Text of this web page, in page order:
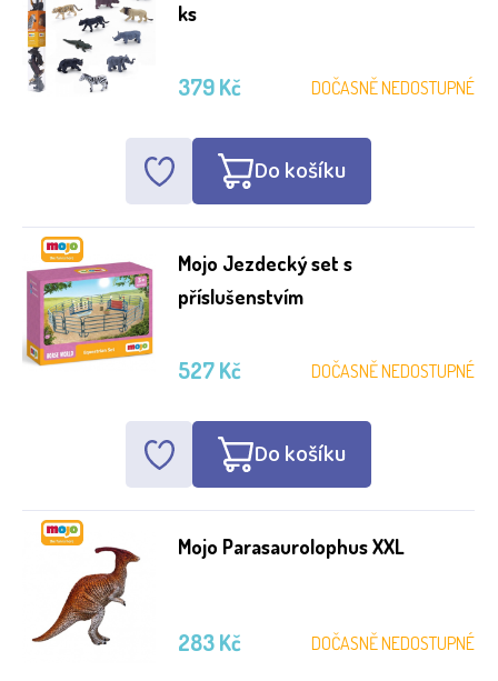
ks
DOČASNĚ NEDOSTUPNÉ
379 Kč
Do košíku
Mojo Jezdecký set s
příslušenstvím
DOČASNĚ NEDOSTUPNÉ
527 Kč
Do košíku
Mojo Parasaurolophus XXL
DOČASNĚ NEDOSTUPNÉ
283 Kč